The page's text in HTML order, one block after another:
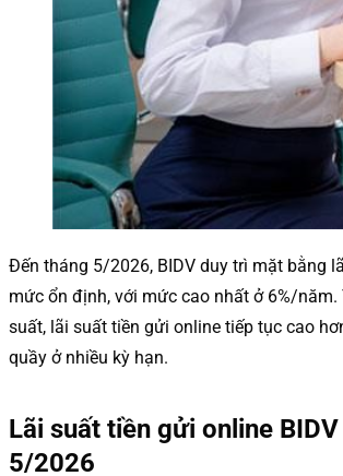
Đến tháng 5/2026, BIDV duy trì mặt bằng
mức ổn định, với mức cao nhất ở 6%/năm.
suất, lãi suất tiền gửi online tiếp tục cao
quầy ở nhiều kỳ hạn.
Lãi suất tiền gửi online
5/2026